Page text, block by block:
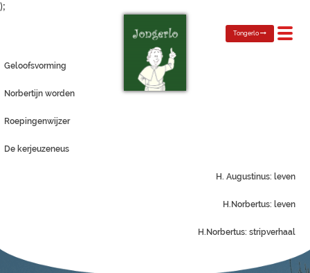
);
Toggle
Tongerlo
Geloofsvorming
Norbertijn worden
Roepingenwijzer
De kerjeuzeneus
H. Augustinus: leven
H.Norbertus: leven
H.Norbertus: stripverhaal